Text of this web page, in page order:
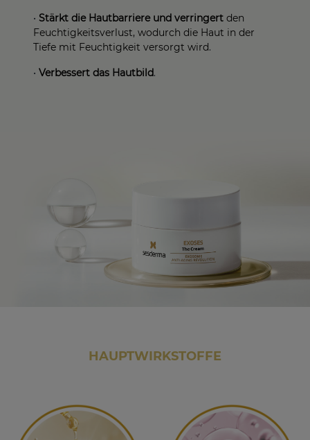
• Stärkt die Hautbarriere und verringert den
Feuchtigkeitsverlust, wodurch die Haut in der
Tiefe mit Feuchtigkeit versorgt wird.
• Verbessert das Hautbild.
HAUPTWIRKSTOFFE